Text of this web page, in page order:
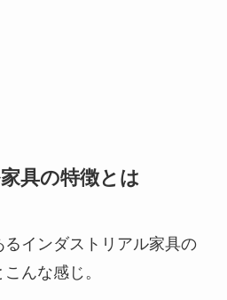
具の特徴とは
インダストリアル家具の
んな感じ。